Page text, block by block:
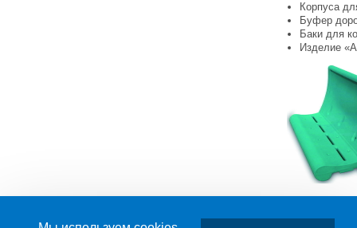
Корпуса
Буфер
Баки для
Изделие